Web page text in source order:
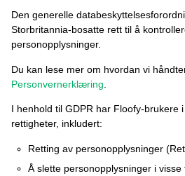
Den generelle
Storbritannia-bosatte rett til å
personopplysninger.
Du kan lese mer om hvordan vi
Personvernerklæring
I henhold til GDPR har Floofy-brukere
rettigheter, inkludert:
Retting av personopplysninger
Å slette personopplysninger i visse